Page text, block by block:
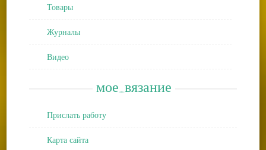
Товары
Журналы
Видео
мое_вязание
Прислать работу
Карта сайта